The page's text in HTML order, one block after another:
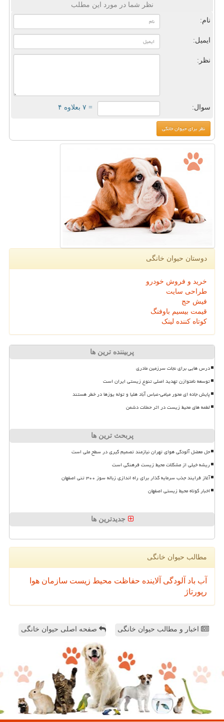
نظر شما در مورد این مطلب
نام:
ایمیل:
نظر:
سوال: = ۷ بعلاوه ۴
دوستان حیوان خانگی
خرید و فروش خودرو
طراحی سایت
فیش حج
قیمت بیسیم باوفنگ
کوتاه کننده لینک
پربیننده ترین ها
درس هایی برای نجات سرزمین مادری
توسعه نامتوازن تهدید اصلی تنوع زیستی ایران است
پایش جاده ای محور میامی-عباس آباد هلیا و توله یوزها در خطر هستند
لطمه های محیط زیست در اثر حملات دشمن
پربحث ترین ها
حل معضل آلودگی هوای تهران نیازمند تصمیم گیری در سطح ملی است
ریشه خیلی از مشکلات محیط زیست فرهنگی است
آغاز فرایند جذب سرمایه گذار برای راه اندازی زباله سوز ۳۰۰ تنی اصفهان
اخبار کوتاه محیط زیستی اصفهان
جدیدترین ها
مطالب حیوان خانگی
آب باد آلودگی آلاینده حفاظت محیط زیست سازمان هوا
رپورتاژ
اخبار و مطالب حیوان خانگی صفحه اصلی حیوان خانگی